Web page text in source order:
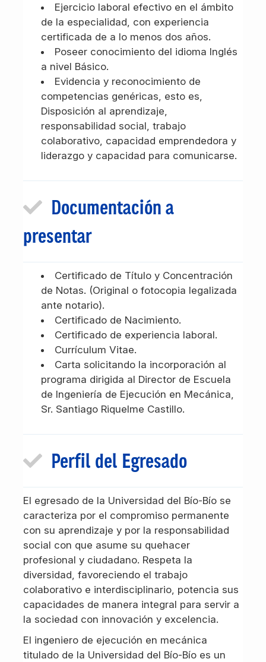
Ejercicio laboral efectivo en el ámbito
de la especialidad, con experiencia
certificada de a lo menos dos años.
Poseer conocimiento del idioma Inglés
a nivel Básico.
Evidencia y reconocimiento de
competencias genéricas, esto es,
Disposición al aprendizaje,
responsabilidad social, trabajo
colaborativo, capacidad emprendedora y
liderazgo y capacidad para comunicarse.
Documentación a
presentar
Certificado de Título y Concentración
de Notas. (Original o fotocopia legalizada
ante notario).
Certificado de Nacimiento.
Certificado de experiencia laboral.
Currículum Vitae.
Carta solicitando la incorporación al
programa dirigida al Director de Escuela
de Ingeniería de Ejecución en Mecánica,
Sr. Santiago Riquelme Castillo.
Perfil del Egresado
El egresado de la Universidad del Bío-Bío se
caracteriza por el compromiso permanente
con su aprendizaje y por la responsabilidad
social con que asume su quehacer
profesional y ciudadano. Respeta la
diversidad, favoreciendo el trabajo
colaborativo e interdisciplinario, potencia sus
capacidades de manera integral para servir a
la sociedad con innovación y excelencia.
El ingeniero de ejecución en mecánica
titulado de la Universidad del Bío-Bío es un